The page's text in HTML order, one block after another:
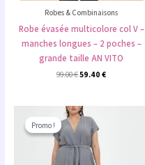
Robes & Combinaisons
Robe évasée multicolore col V –
manches longues – 2 poches –
grande taille AN VITO
99.00€59.40€
Promo !
Promo !
Le
prix
initial
était :
189.00 €.